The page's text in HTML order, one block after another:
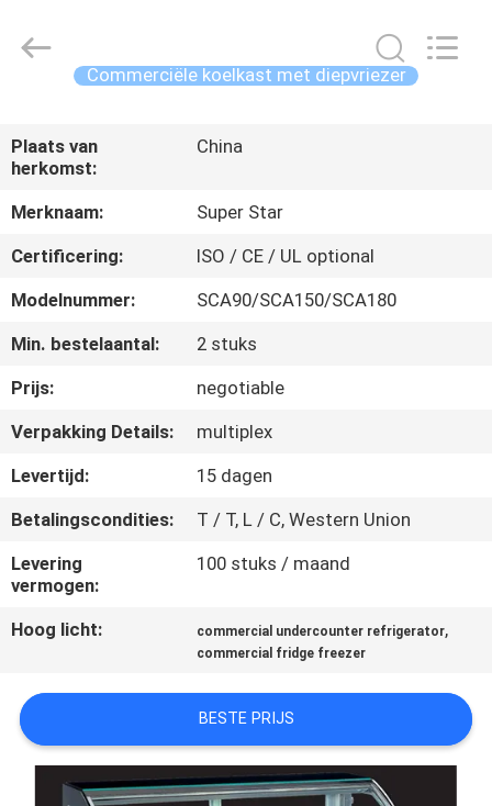
PRODUCTEN
VIDEO'S
ONGEVEER
FABRIEKSREIS
KWALITEITSCONTROLE
CONTACTEER
GEVALLEN
equipments
limited.
Commerciële koelkast met diepvriezer
Plaats van
herkomst:
China
Merknaam:
Super Star
Certificering:
ISO / CE / UL optional
Modelnummer:
SCA90/SCA150/SCA180
Min. bestelaantal:
2 stuks
Prijs:
negotiable
Verpakking Details:
multiplex
Levertijd:
15 dagen
Betalingscondities:
T / T, L / C, Western Union
Levering
vermogen:
100 stuks / maand
Hoog licht: commercial undercounter refrigerator,
commercial fridge freezer
BESTE PRIJS